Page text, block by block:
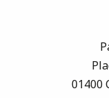
01400